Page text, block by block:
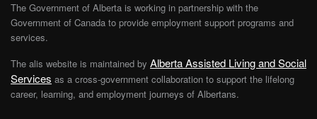
The Government of Alberta is working in partnership with the
Government of Canada to provide employment support programs and
services.
The alis website is maintained by Alberta Assisted Living and Social
Services as a cross-government collaboration to support the lifelong
career, learning, and employment journeys of Albertans.